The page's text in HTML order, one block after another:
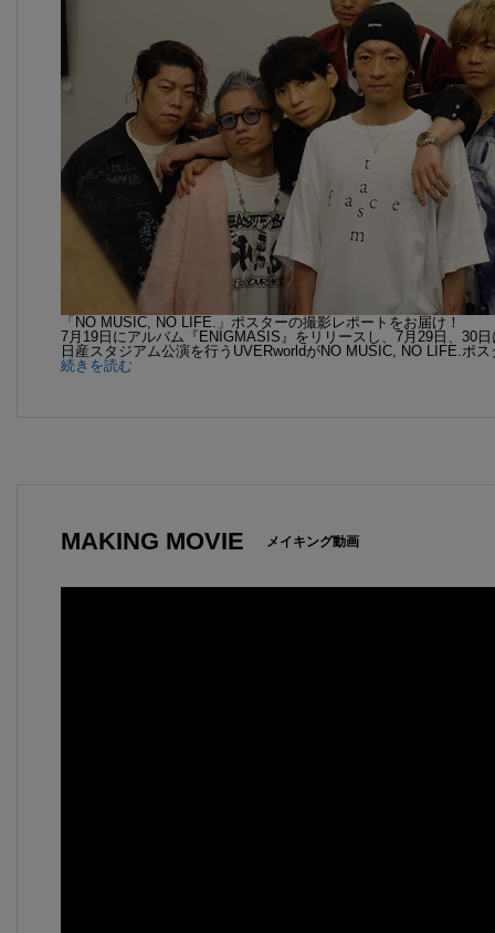
「NO MUSIC, NO LIFE.」ポスターの撮影レポートをお届け！
7月19日にアルバム『ENIGMASIS』をリリースし、7月29日、30
日産スタジアム公演を行うUVERworldがNO MUSIC, NO LIFE.ポ
続きを読む
MAKING MOVIE メイキング動画